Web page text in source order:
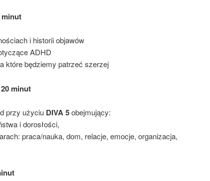
minut
i historii objawów
ADHD
które będziemy patrzeć szerzej
minut
przy użyciu DIVA 5obejmujący:
i dorosłości,
praca/nauka, dom, relacje, emocje, organizacja,